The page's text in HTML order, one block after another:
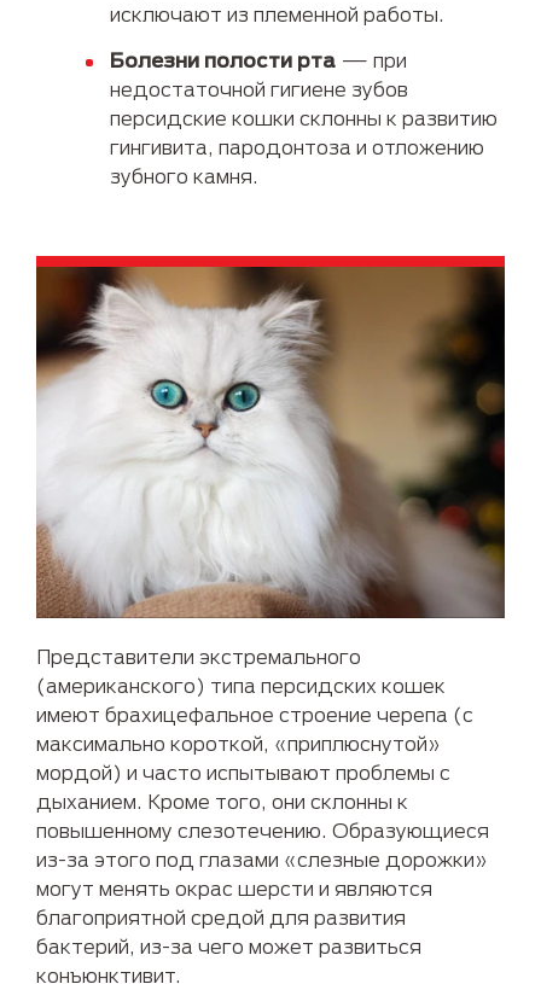
исключают из племенной работы.
Болезни полости рта — при
недостаточной гигиене зубов
персидские кошки склонны к развитию
гингивита, пародонтоза и отложению
зубного камня.
Представители экстремального
(американского) типа персидских кошек
имеют брахицефальное строение черепа (с
максимально короткой, «приплюснутой»
мордой) и часто испытывают проблемы с
дыханием. Кроме того, они склонны к
повышенному слезотечению. Образующиеся
из-за этого под глазами «слезные дорожки»
могут менять окрас шерсти и являются
благоприятной средой для развития
бактерий, из-за чего может развиться
конъюнктивит.